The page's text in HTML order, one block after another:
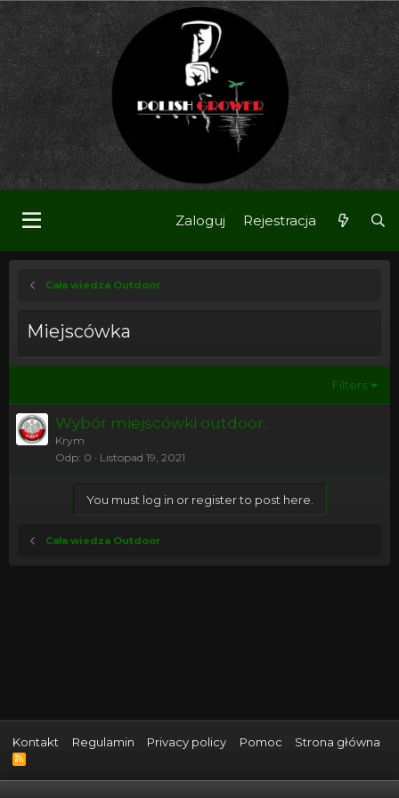
Zaloguj Rejestracja
Cała wiedza Outdoor
Miejscówka
Filters
Wybór miejscówki outdoor.
Krym
Odp 0 Listopad 19, 2021
You must log in or register to post here.
Cała wiedza Outdoor
Kontakt Regulamin Privacy policy Pomoc Strona główna
R
S
S